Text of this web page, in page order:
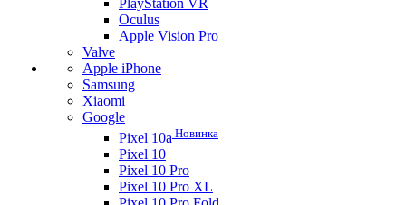
PlayStation VR
Oculus
Apple Vision Pro
Valve
Apple iPhone
Samsung
Xiaomi
Google
Pixel 10a Новинка
Pixel 10
Pixel 10 Pro
Pixel 10 Pro XL